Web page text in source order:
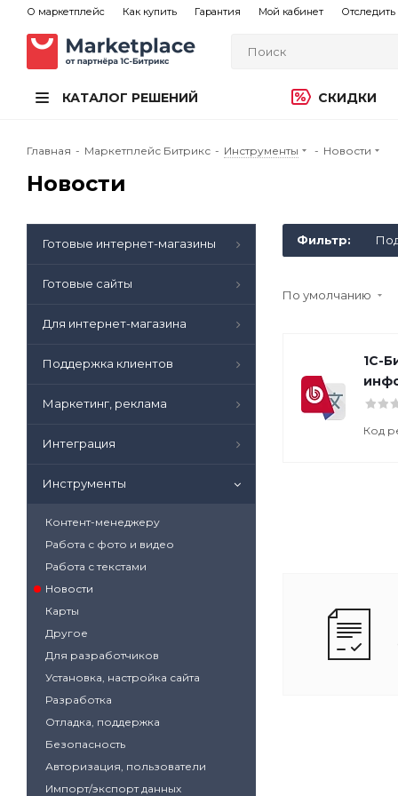
О маркетплейс Как купить Гарантия Мой кабинет Отследить
КАТАЛОГ РЕШЕНИЙ СКИДКИ
Главная - Маркетплейс Битрикс - Инструменты - Новости
Новости
Фильтр:
По умолчанию
1С-
Код
Готовые интернет-магазины
Готовые сайты
Для интернет-магазина
Поддержка клиентов
Маркетинг, реклама
Интеграция
Инструменты
Контент-менеджеру
Работа с фото и видео
Работа с текстами
Новости
Карты
Другое
Для разработчиков
Установка, настройка сайта
Разработка
Отладка, поддержка
Безопасность
Авторизация, пользователи
Импорт/экспорт данных